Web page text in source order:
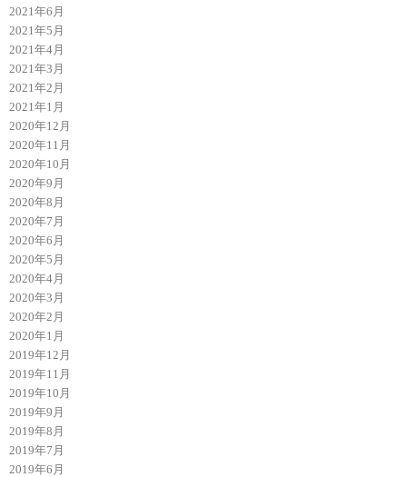
2021年6月
2021年5月
2021年4月
2021年3月
2021年2月
2021年1月
2020年12月
2020年11月
2020年10月
2020年9月
2020年8月
2020年7月
2020年6月
2020年5月
2020年4月
2020年3月
2020年2月
2020年1月
2019年12月
2019年11月
2019年10月
2019年9月
2019年8月
2019年7月
2019年6月